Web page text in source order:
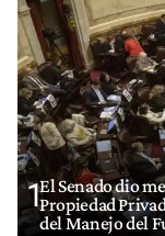
1El Senado dio
Propiedad
del Manejo del